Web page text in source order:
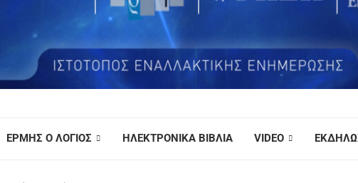
ΕΡΜΗΣ Ο ΛΟΓΙΟΣ ΗΛΕΚΤΡΟΝΙΚΑ ΒΙΒΛΙΑ VIDEO